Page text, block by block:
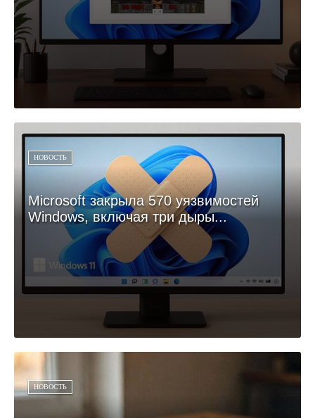
НОВОСТЬ
Microsoft закрыла 570 уязвимостей
Windows, включая три дыры...
НОВОСТЬ